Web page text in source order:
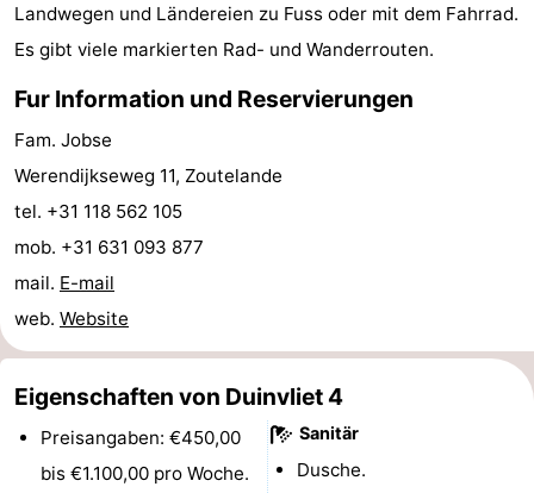
Sportangeln
Essen
und
Veranstaltungen
Ringstechen
Zoutelande
Forum
Parken
Reisebuchshop
Landwegen und Ländereien zu Fuss oder mit dem Fahrrad.
Es gibt viele markierten Rad- und Wanderrouten.
Fur Information und Reservierungen
Fam. Jobse
Werendijkseweg 11, Zoutelande
tel. +31 118 562 105
mob. +31 631 093 877
mail. E-mail
web. Website
Eigenschaften von Duinvliet 4
Preisangaben: €450,00
bis €1.100,00 pro Woche.
Sanitär
Dusche.